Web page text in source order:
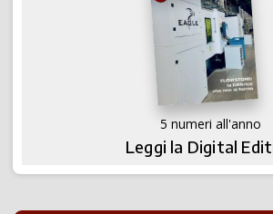
5 numeri all'anno
Leggi la Digital